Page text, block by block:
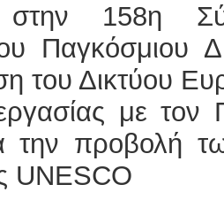
στην 158η
Παγκόσμιου
του Δικτύου
με
την προβολή
UNESCO